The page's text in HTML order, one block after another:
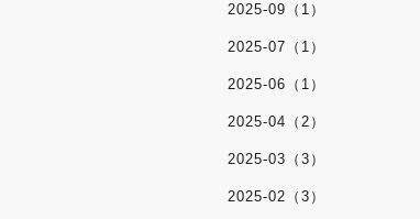
2025-09（1）
2025-07（1）
2025-06（1）
2025-04（2）
2025-03（3）
2025-02（3）